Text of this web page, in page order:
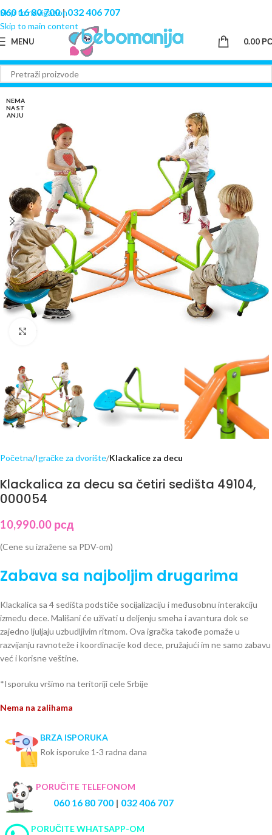
Skip to navigation
Skip to main content
060 16 80 700|032 406 707
MENU 0.00
NEMA
NA ST
ANJU
Početna Igračke za dvorište Klackalice za decu
Klackalica za decu sa četiri sedišta 49104,
000054
10,990.00 рсд
(Cene su izražene sa PDV-om)
Zabava sa najboljim drugarima
Klackalica sa 4 sedišta podstiče socijalizaciju i međusobnu interakciju
između dece. Mališani će uživati u deljenju smeha i avantura dok se
zajedno ljuljaju uzbudljivim ritmom. Ova igračka takođe pomaže u
razvijanju ravnoteže i koordinacije kod dece, pružajući im ne samo zabavu
već i korisne veštine.
*Isporuku vršimo na teritoriji cele Srbije
Nema na zalihama
BRZA ISPORUKA
Rok isporuke 1-3 radna dana
PORUČITE TELEFONOM
060 16 80 700 | 032 406 707
PORUČITE WHATSAPP-OM